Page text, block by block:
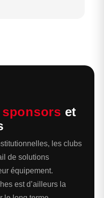
sponsors et
les clubs
de solutions
équipement.
est d’ailleurs la